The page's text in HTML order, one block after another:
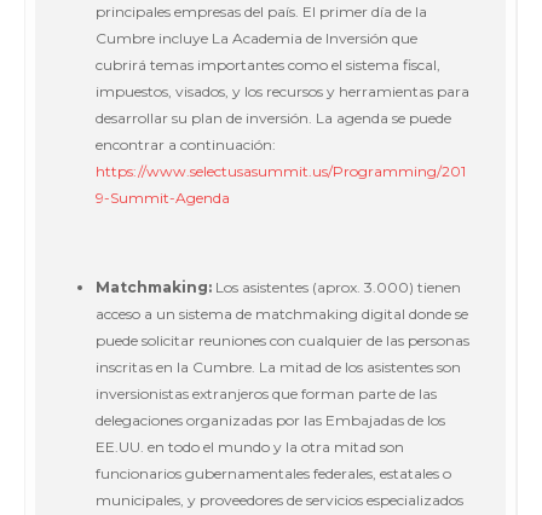
principales empresas del país. El primer día de la
Cumbre incluye La Academia de Inversión que
cubrirá temas importantes como el sistema fiscal,
impuestos, visados, y los recursos y herramientas para
desarrollar su plan de inversión. La agenda se puede
encontrar a continuación:
https://www.selectusasummit.us/Programming/201
9-Summit-Agenda
Matchmaking: Los asistentes (aprox. 3.000) tienen
acceso a un sistema de matchmaking digital donde se
puede solicitar reuniones con cualquier de las personas
inscritas en la Cumbre. La mitad de los asistentes son
inversionistas extranjeros que forman parte de las
delegaciones organizadas por las Embajadas de los
EE.UU. en todo el mundo y la otra mitad son
funcionarios gubernamentales federales, estatales o
municipales, y proveedores de servicios especializados